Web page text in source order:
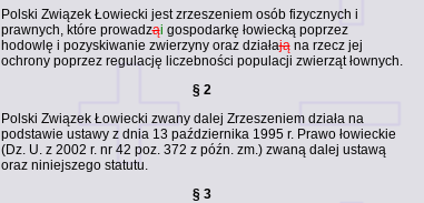
Polski Związek Łowiecki jest zrzeszeniem osób fizycznych i
prawnych, które prowadząi gospodarkę łowiecką poprzez
hodowlę i pozyskiwanie zwierzyny oraz działająna rzecz jej
ochrony poprzez regulację liczebności populacji zwierząt łownych.
§ 2
Polski Związek Łowiecki zwany dalej Zrzeszeniem działa na
podstawie ustawy z dnia 13 października 1995 r. Prawo łowieckie
(Dz. U. z 2002 r. nr 42 poz. 372 z późn. zm.) zwaną dalej ustawą
oraz niniejszego statutu.
§ 3